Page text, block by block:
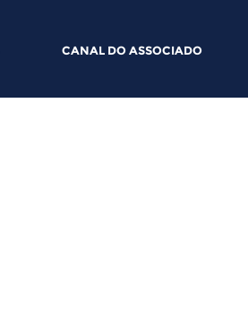
CANAL DO ASSOCIADO